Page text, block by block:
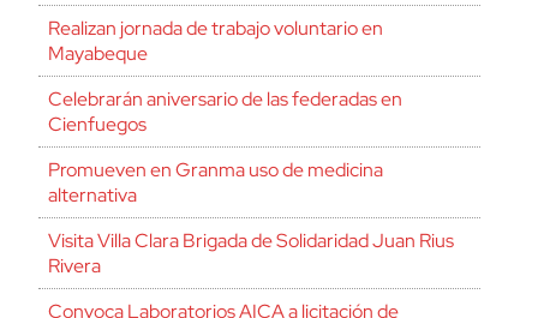
Realizan jornada de trabajo voluntario en
Mayabeque
Celebrarán aniversario de las federadas en
Cienfuegos
Promueven en Granma uso de medicina
alternativa
Visita Villa Clara Brigada de Solidaridad Juan Rius
Rivera
Convoca Laboratorios AICA a licitación de